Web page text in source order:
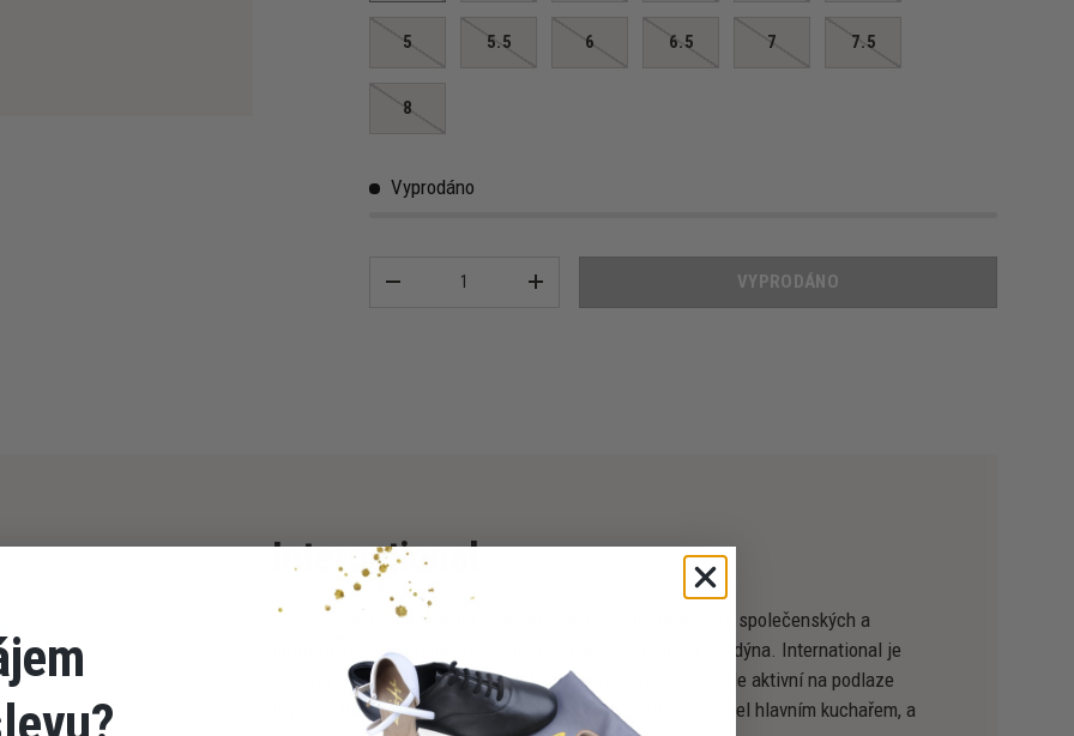
5 5.5 6 6.5 7 7.5
8
Vyprodáno
+ VYPRODÁNO
International
Od roku 1981 ručně vyrábí International obuv pro tanečníky společenských a
latinskoamerických tanců v Milton Keynes, severně od Londýna. International je
rodinná firma a její zakladatel je i po všech těch letech stále aktivní na podlaze
továrny. Říká se, že nejlepší restaurace jsou ty, kde je majitel hlavním kuchařem, a